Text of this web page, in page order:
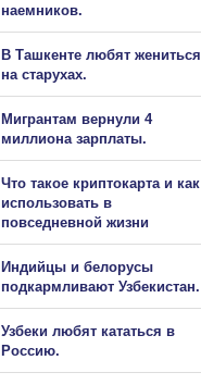
наемников.
В Ташкенте любят жениться
на старухах.
Мигрантам вернули 4
миллиона зарплаты.
Что такое криптокарта и как
использовать в
повседневной жизни
Индийцы и белорусы
подкармливают Узбекистан.
Узбеки любят кататься в
Россию.